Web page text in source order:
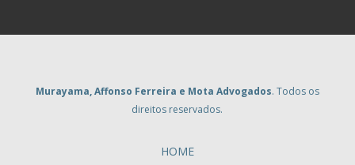
Murayama, Affonso Ferreira e Mota Advogados. Todos os
direitos reservados.
HOME